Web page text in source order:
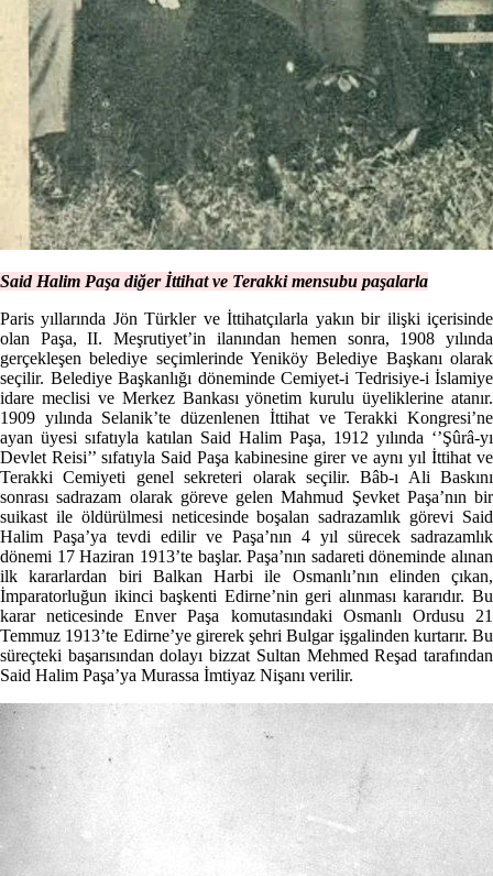
Said Halim Paşa diğer İttihat ve Terakki mensubu paşalarla
Paris yıllarında Jön Türkler ve İttihatçılarla yakın bir ilişki içerisinde
olan Paşa, II. Meşrutiyet’in ilanından hemen sonra, 1908 yılında
gerçekleşen belediye seçimlerinde Yeniköy Belediye Başkanı olarak
seçilir. Belediye Başkanlığı döneminde Cemiyet-i Tedrisiye-i İslamiye
idare meclisi ve Merkez Bankası yönetim kurulu üyeliklerine atanır.
1909 yılında Selanik’te düzenlenen İttihat ve Terakki Kongresi’ne
ayan üyesi sıfatıyla katılan Said Halim Paşa, 1912 yılında ‘’Şûrâ-yı
Devlet Reisi’’ sıfatıyla Said Paşa kabinesine girer ve aynı yıl İttihat ve
Terakki Cemiyeti genel sekreteri olarak seçilir. Bâb-ı Ali Baskını
sonrası sadrazam olarak göreve gelen Mahmud Şevket Paşa’nın bir
suikast ile öldürülmesi neticesinde boşalan sadrazamlık görevi Said
Halim Paşa’ya tevdi edilir ve Paşa’nın 4 yıl sürecek sadrazamlık
dönemi 17 Haziran 1913’te başlar. Paşa’nın sadareti döneminde alınan
ilk kararlardan biri Balkan Harbi ile Osmanlı’nın elinden çıkan,
İmparatorluğun ikinci başkenti Edirne’nin geri alınması kararıdır. Bu
karar neticesinde Enver Paşa komutasındaki Osmanlı Ordusu 21
Temmuz 1913’te Edirne’ye girerek şehri Bulgar işgalinden kurtarır. Bu
süreçteki başarısından dolayı bizzat Sultan Mehmed Reşad tarafından
Said Halim Paşa’ya Murassa İmtiyaz Nişanı verilir.